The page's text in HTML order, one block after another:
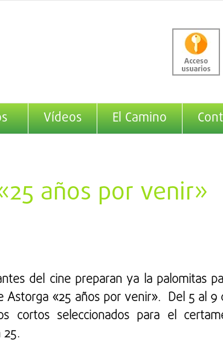
Vídeos El Camino
años por venir»
del cine preparan ya la palomitas
Astorga «25 años por venir». Del 5 al 9
cortos seleccionados para el